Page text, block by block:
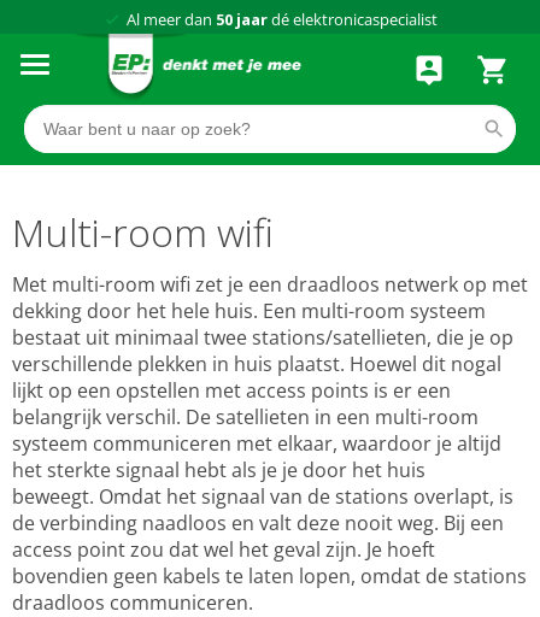
Al meer dan 50 jaardé elektronicaspecialist
Multi-room wifi
Met multi-room wifi zet je een draadloos netwerk op met
dekking door het hele huis. Een multi-room systeem
bestaat uit minimaal twee stations/satellieten, die je op
verschillende plekken in huis plaatst. Hoewel dit nogal
lijkt op een opstellen met access points is er een
belangrijk verschil. De satellieten in een multi-room
systeem communiceren met elkaar, waardoor je altijd
het sterkte signaal hebt als je je door het huis
beweegt. Omdat het signaal van de stations overlapt, is
de verbinding naadloos en valt deze nooit weg. Bij een
access point zou dat wel het geval zijn. Je hoeft
bovendien geen kabels te laten lopen, omdat de stations
draadloos communiceren.